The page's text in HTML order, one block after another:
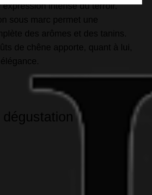
expression intense du terroir.
sous marc permet une
des arômes et des tanins.
de chêne apporte, quant à lui,